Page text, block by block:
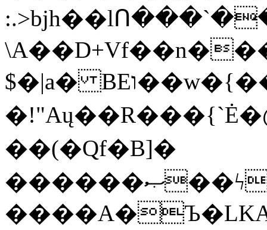
$�|a� BEו��w�{���;���q�X��d%�������W� hU�(�1�Ū}9�S�F<��i�L3�;�
��(�Qf�B]�
������ޞ��ϟak��r��_39$�8�p���7�2�yIZ�R��x��/